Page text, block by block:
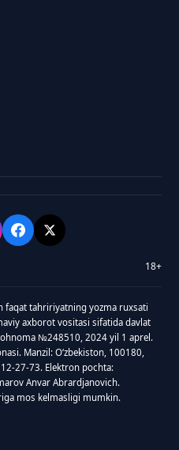
18+
faqat tahririyatning yozma ruxsati
axborot vositasi sifatida davlat
№248510, 2024 yil 1 aprel.
Manzil: Oʻzbekiston, 100180,
27-73. Elektron pochta:
Anvar Abrardjanovich.
mos kelmasligi mumkin.